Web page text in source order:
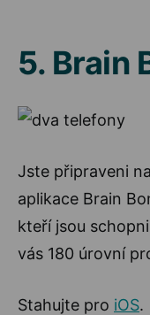
5. Brain
Jste připraveni
aplikace Brain
kteří jsou
vás 180 úrovní
Stahujte pro iOS.